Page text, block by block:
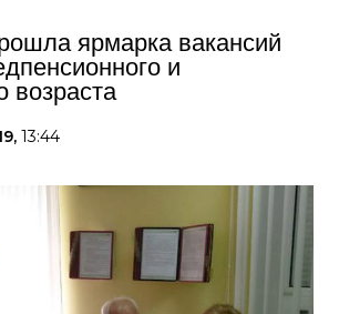
ярмарка вакансий
и
возраста
13:44